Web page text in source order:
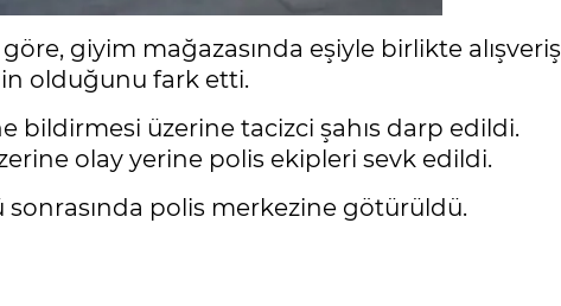
giyim mağazasında eşiyle birlikte alışveriş
olduğunu fark etti.
bildirmesi üzerine tacizci şahıs darp edildi.
olay yerine polis ekipleri sevk edildi.
sonrasında polis merkezine götürüldü.